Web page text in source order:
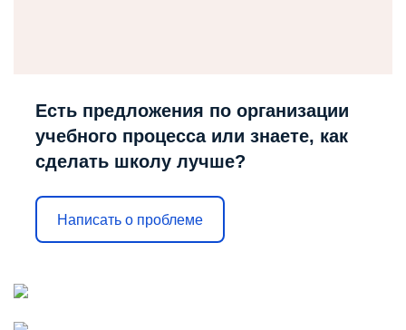
Есть предложения по организации
учебного процесса или знаете, как
сделать школу лучше?
Написать о проблеме